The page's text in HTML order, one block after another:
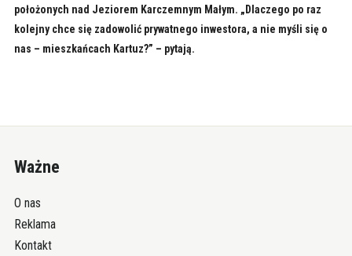
położonych nad Jeziorem Karczemnym Małym. „Dlaczego po raz
kolejny chce się zadowolić prywatnego inwestora, a nie myśli się o
nas – mieszkańcach Kartuz?” – pytają.
Ważne
O nas
Reklama
Kontakt